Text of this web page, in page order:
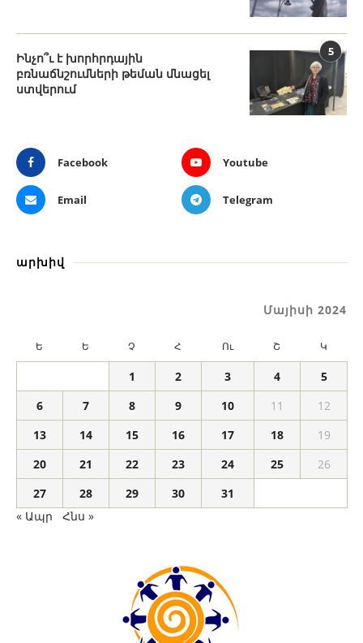
5
Ինչո՞ւ է խորհրդային
բռնաճնշումների թեման մնացել
ստվերում
Facebook Youtube
Email Telegram
արխիվ
Մայիսի 2024
Ե Ե Չ Հ Ու Շ Կ
1 2 3 4
5
6
7 8 9 10 11
12
13
14 15 16 17 18
19
20
21 22 23 24 25
26
27
28 29 30
31
« Ապր
Հնս »